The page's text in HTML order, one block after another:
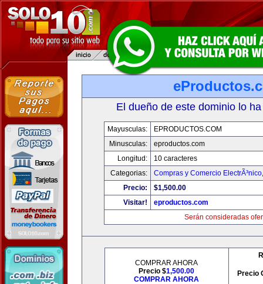
El dueño de este dominio lo
Mayusculas:
EPRODUCTOS.COM
Minusculas:
eproductos.com
Longitud:
10 caracteres
Categorias:
Compras y Comercio ElectrÃ³nico
Precio:
$1,500.00
Visitar!
eproductos.com
Serán consideradas
COMPRAR AHORA
Precio $1,500.00
COMPRAR AHORA
Precio